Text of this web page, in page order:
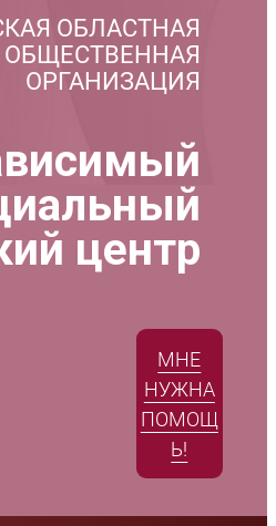
ОБЛАСТНАЯ
ОБЩЕСТВЕННАЯ
ОРГАНИЗАЦИЯ
центр
МНЕ
НУЖНА
ПОМОЩ
Ь!